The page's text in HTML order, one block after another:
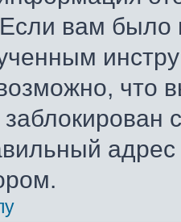
Если вам
что
адрес